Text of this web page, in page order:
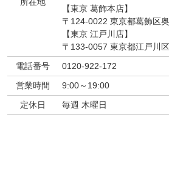
【東京 葛飾本店】
〒124-0022 東京都葛飾区
【東京 江戸川店】
〒133-0057 東京都江戸川
電話番号
0120-922-172
営業時間
9:00～19:00
定休日
毎週 木曜日